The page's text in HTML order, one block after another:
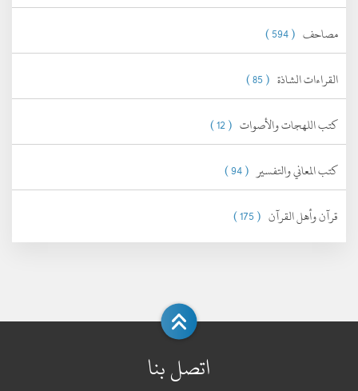
مصاحف ( 594 )
القراءات الشاذة ( 85 )
كتب اللهجات والأصوات ( 12 )
كتب المعاني والتفسير ( 94 )
قرآن وأهل القرآن ( 175 )
اتصل بنا